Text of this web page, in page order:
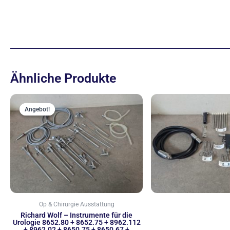
Ähnliche Produkte
Angebot!
Angebot!
Op & Chirurgie Ausstattung
Richard Wolf – Instrumente für die
Urologie 8652.80 + 8652.75 + 8962.112
Ursprünglicher
Preis
war:
2.222,00 €
Aktueller
Preis
ist:
1.999,00 €.